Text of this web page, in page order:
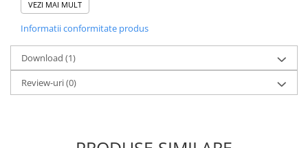
VEZI MAI MULT
Informatii conformitate produs
Download (1)
Review-uri(0)